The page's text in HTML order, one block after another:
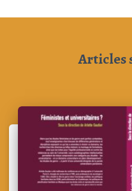
Articles